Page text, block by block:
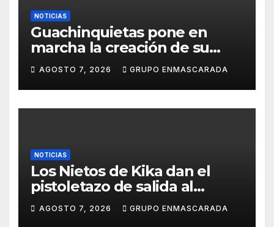
NOTICIAS
Guachinquietas pone en
marcha la creación de su
repertorio para el Carnaval
2027
AGOSTO 7, 2026 GRUPO ENMASCARADA
NOTICIAS
Los Nietos de Kika dan el
pistoletazo de salida al
Carnaval 2027 con el inicio de
sus ensayos
AGOSTO 7, 2026 GRUPO ENMASCARADA